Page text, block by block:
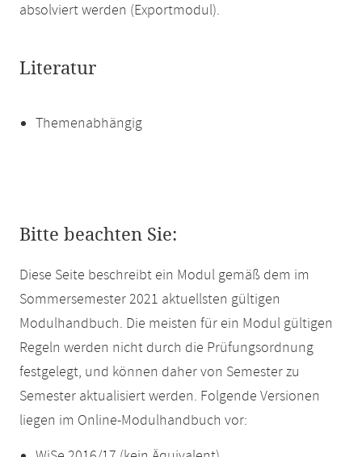
absolviert werden (Exportmodul).
Literatur
Themenabhängig
Bitte beachten Sie:
Diese Seite beschreibt ein Modul gemäß dem im
Sommersemester 2021 aktuellsten gültigen
Modulhandbuch. Die meisten für ein Modul gültigen
Regeln werden nicht durch die Prüfungsordnung
festgelegt, und können daher von Semester zu
Semester aktualisiert werden. Folgende Versionen
liegen im Online-Modulhandbuch vor: